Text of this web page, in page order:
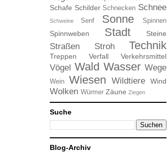
Schafe Schilder Schnecken Schnee
Schweine Senf Sonne Spinnen
Spinnweben Stadt Steine
Straßen Stroh Technik
Treppen Verfall Verkehrsmittel
Vögel Wald Wasser Wege
Wein Wiesen Wildtiere Wind
Wolken Würmer Zäune Ziegen
Suche
Blog-Archiv